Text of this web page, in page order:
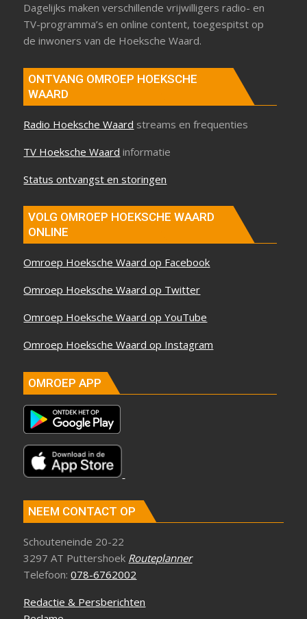
Dagelijks maken verschillende vrijwilligers radio- en
TV-programma’s en online content, toegespitst op
de inwoners van de Hoeksche Waard.
ONTVANG OMROEP HOEKSCHE
WAARD
Radio Hoeksche Waard streams en frequenties
TV Hoeksche Waard informatie
Status ontvangst en storingen
VOLG OMROEP HOEKSCHE WAARD
ONLINE
Omroep Hoeksche Waard op Facebook
Omroep Hoeksche Waard op Twitter
Omroep Hoeksche Waard op YouTube
Omroep Hoeksche Waard op Instagram
OMROEP APP
NEEM CONTACT OP
Schouteneinde 20-22
3297 AT Puttershoek Routeplanner
Telefoon:078-6762002
Redactie & Persberichten